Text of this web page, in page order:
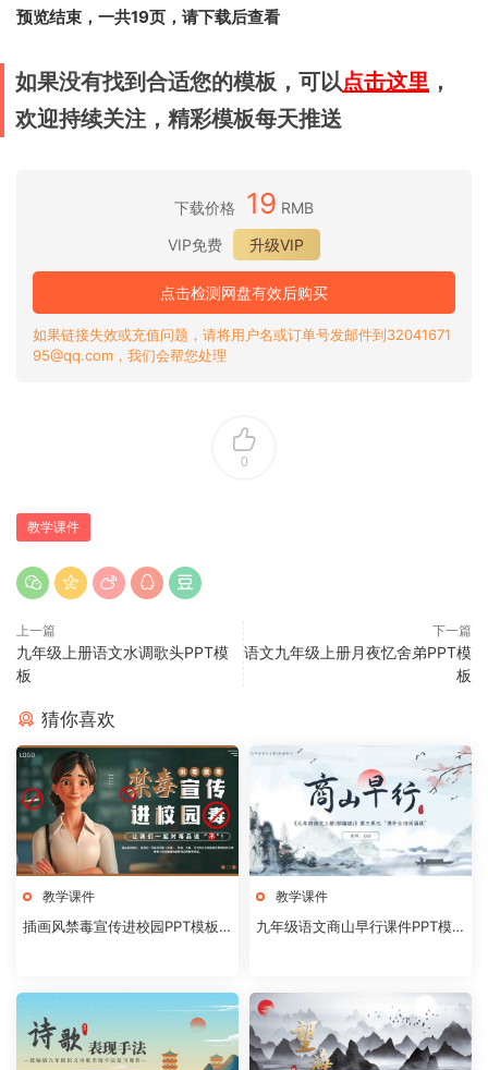
预览结束，一共19页，请下载后查看
如果没有找到合适您的模板，可以点击这里 ，
欢迎持续关注，精彩模板每天推送
下载价格 19 RMB
VIP免费
升级VIP
点击检测网盘有效后购买
如果链接失效或充值问题，请将用户名或订单号发邮件到32041671
95@qq.com，我们会帮您处理
0
教学课件
上一篇
九年级上册语文水调歌头PPT模
板
下一篇
语文九年级上册月夜忆舍弟PPT模
板
猜你喜欢
教学课件
插画风禁毒宣传进校园PPT模板2
教学课件
九年级语文商山早行课件PPT模